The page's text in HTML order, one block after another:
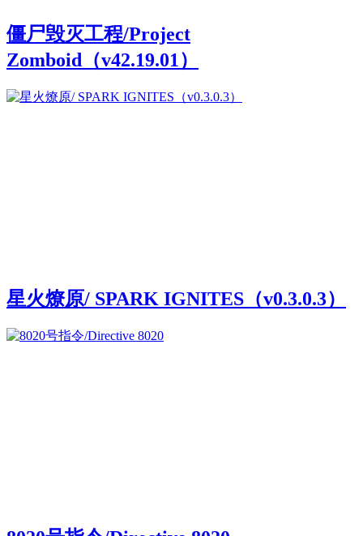
僵尸毁灭工程/Project
Zomboid（v42.19.01）
星火燎原/ SPARK IGNITES（v0.3.0.3）